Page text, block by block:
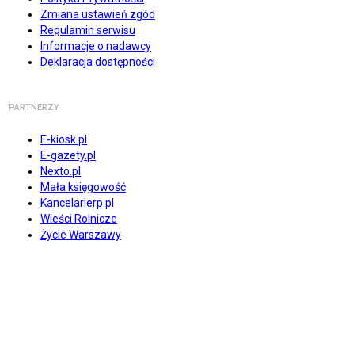
Zmiana ustawień zgód
Regulamin serwisu
Informacje o nadawcy
Deklaracja dostępności
PARTNERZY
E-kiosk.pl
E-gazety.pl
Nexto.pl
Mała księgowość
Kancelarierp.pl
Wieści Rolnicze
Życie Warszawy